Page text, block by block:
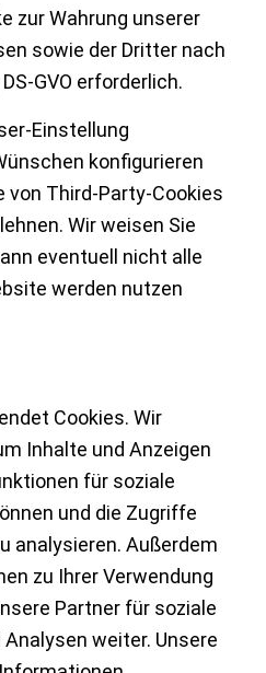
zur Wahrung unserer
sowie der Dritter nach
GVO erforderlich.
Einstellung
konfigurieren
von Third-Party-Cookies
Wir weisen Sie
eventuell nicht alle
werden nutzen
Cookies. Wir
Inhalte und Anzeigen
für soziale
und die Zugriffe
analysieren. Außerdem
zu Ihrer Verwendung
Partner für soziale
Analysen weiter. Unsere